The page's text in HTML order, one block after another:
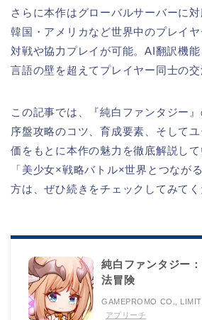
さらに本作はグローバルサーバーに
韓国・アメリカなど世界中のプレイ
対戦や協力プレイが可能。AI翻訳機能
言語の壁を超えてプレイヤー同士の交
この記事では、『純白ファンタジー
序盤攻略のコツ、育成要素、そして
価をもとに本作の魅力を徹底解説して
「美少女×戦略バトル×世界とつなが
方は、ぜひ続きをチェックしてみてく
純白ファンタジー
法冒険
GAMEPROMO CO.,
アプリーチ